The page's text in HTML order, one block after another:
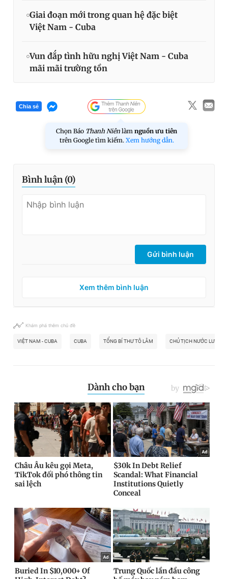
Giai đoạn mới trong quan hệ đặc biệt
Việt Nam - Cuba
Vun đắp tình hữu nghị Việt Nam - Cuba
mãi mãi trường tồn
Chia sẻ
Chọn Báo Thanh Niên làm nguồn ưu tiên
trên Google tìm kiếm. Xem hướng dẫn.
Bình luận (0)
Gửi bình luận
Xem thêm bình luận
Khám phá thêm chủ đề
VIỆT NAM - CUBA CUBA TỔNG BÍ THƯ TÔ LÂM CHỦ TỊCH NƯỚC LƯƠNG